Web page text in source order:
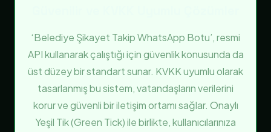
‘Belediye Şikayet Takip WhatsApp Botu’, resmi
API kullanarak çalıştığı için güvenlik konusunda da
üst düzey bir standart sunar. KVKK uyumlu olarak
tasarlanmış bu sistem, vatandaşların verilerini
korur ve güvenli bir iletişim ortamı sağlar. Onaylı
Yeşil Tik (Green Tick) ile birlikte, kullanıcılarınıza